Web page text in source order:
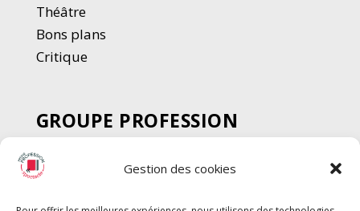
Gestion des cookies
Théâtre
Bons plans
Critique
GROUPE PROFESSION
SPECTACLE
Chèque Intermittents